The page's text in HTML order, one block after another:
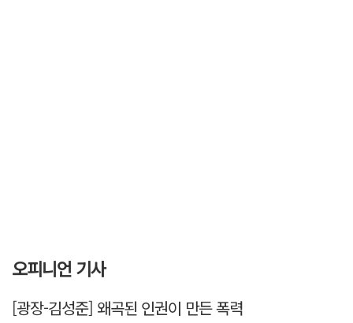
오피니언 기사
[광장-김성준] 왜곡된 인권이 만든 폭력